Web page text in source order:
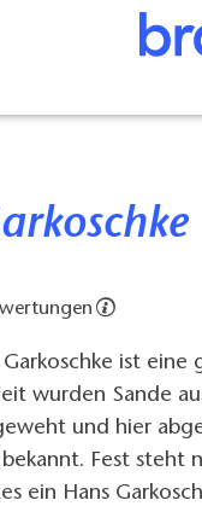
ist
wurden Sande
und hier
Fest steht
ein Hans